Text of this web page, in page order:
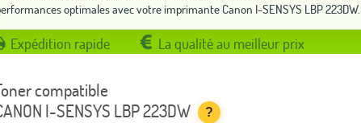
optimales avec votre imprimante Canon I-SENSYS LBP 223DW.
Expédition rapide La qualité au meilleur prix
compatible
I-SENSYS LBP 223DW
?